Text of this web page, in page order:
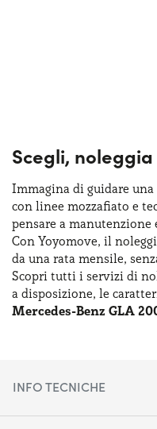
Scegli,
Immagina di guidare
con linee mozzafiato e
pensare a manutenzione
Con Yoyomove, il
da una rata mensile,
Scopri tutti i servizi di
a disposizione, le
Mercedes-Benz GLA
INFO TECNICHE